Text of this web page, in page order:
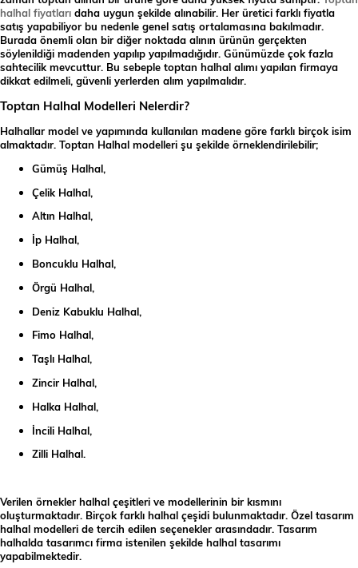
halhal fiyatları daha uygun şekilde alınabilir. Her üretici farklı fiyatla
satış yapabiliyor bu nedenle genel satış ortalamasına bakılmadır.
Burada önemli olan bir diğer noktada alının ürünün gerçekten
söylenildiği madenden yapılıp yapılmadığıdır. Günümüzde çok fazla
sahtecilik mevcuttur. Bu sebeple toptan halhal alımı yapılan firmaya
dikkat edilmeli, güvenli yerlerden alım yapılmalıdır.
Toptan Halhal Modelleri Nelerdir?
Halhallar model ve yapımında kullanılan madene göre farklı birçok isim
almaktadır. Toptan Halhal modelleri şu şekilde örneklendirilebilir;
Gümüş Halhal,
Çelik Halhal,
Altın Halhal,
İp Halhal,
Boncuklu Halhal,
Örgü Halhal,
Deniz Kabuklu Halhal,
Fimo Halhal,
Taşlı Halhal,
Zincir Halhal,
Halka Halhal,
İncili Halhal,
Zilli Halhal.
Verilen örnekler halhal çeşitleri ve modellerinin bir kısmını
oluşturmaktadır. Birçok farklı halhal çeşidi bulunmaktadır. Özel tasarım
halhal modelleri de tercih edilen seçenekler arasındadır. Tasarım
halhalda tasarımcı firma istenilen şekilde halhal tasarımı
yapabilmektedir.